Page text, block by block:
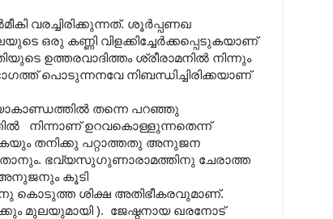
വരച്ചിരിക്കുന്നത്. ശൂർപ്പണഖ
കണ്ണി വിളക്കിച്ചേർക്കപ്പെടുകയാണ്
ശ്രീരാമനിൽ നിന്നും
പൊടുന്നനവേ നിബന്ധിച്ചിരിക്കയാണ്
തന്നെ പറഞ്ഞു
നിന്നാണ് ഉറവകൊള്ളുന്നതെന്ന്
തനിക്കു പറ്റാത്തതു അനുജന
ഭവ്യസുഗുണാരാമത്തിനു ചേരാത്ത
അനുജനും കൂടി
കൊടുത്ത ശിക്ഷ അതിഭീകരവുമാണ്.
മുലയുമായി ). ജേഷ്ഠനായ ഖരനോട്